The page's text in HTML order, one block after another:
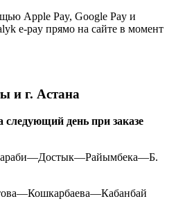
Apple Pay, Google Pay и
e-pay прямо на сайте в момент
и г. Астана
следующий день при заказе